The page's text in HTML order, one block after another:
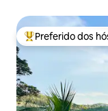
Entre os melhores
Preferido dos